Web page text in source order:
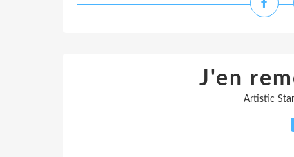
J'en
Artistic